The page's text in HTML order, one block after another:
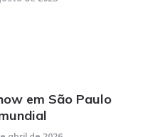
em São Paulo